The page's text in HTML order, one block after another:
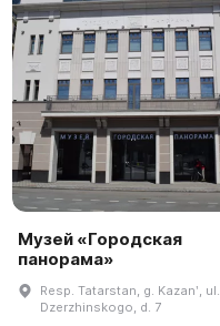
Музей «Городская
панорама»
Resp. Tatarstan, g. Kazanʹ, ul.
Dzerzhinskogo, d. 7